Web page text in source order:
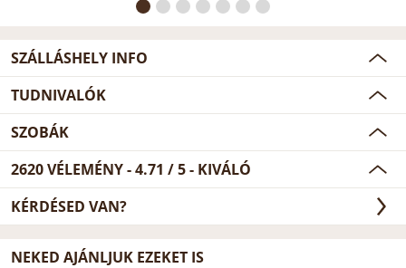
SZÁLLÁSHELY INFO
TUDNIVALÓK
SZOBÁK
2620VÉLEMÉNY -4.71 /5- KIVÁLÓ
KÉRDÉSED VAN?
NEKED AJÁNLJUK EZEKET IS